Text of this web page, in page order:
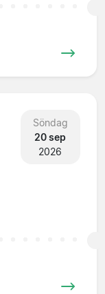
Söndag
20 sep
2026